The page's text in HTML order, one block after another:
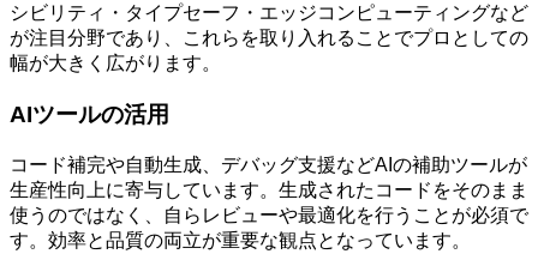
シビリティ・タイプセーフ・エッジコンピューティングなど
が注目分野であり、これらを取り入れることでプロとしての
幅が大きく広がります。
AIツールの活用
コード補完や自動生成、デバッグ支援などAIの補助ツールが
生産性向上に寄与しています。生成されたコードをそのまま
使うのではなく、自らレビューや最適化を行うことが必須で
す。効率と品質の両立が重要な観点となっています。